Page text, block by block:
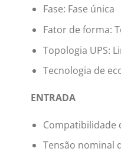
Fase: Fase única
Fator de forma:
Topologia UPS:
Tecnologia de
ENTRADA
Compatibilidade
Tensão nominal